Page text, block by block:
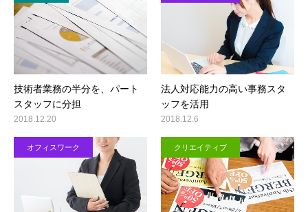
技術者業務の半分を、パート
スタッフに分担
2018.12.20
法人対応能力の高い事務スタ
ッフを活用
2018.12.6
オフィスワーク クリエイティブ